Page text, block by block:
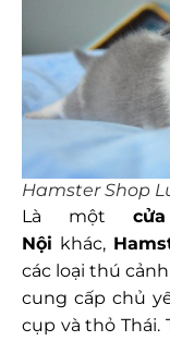
Hamster Shop
Là một
Nội khác,
các loại thú
cung cấp chủ
cụp và thỏ Thái.